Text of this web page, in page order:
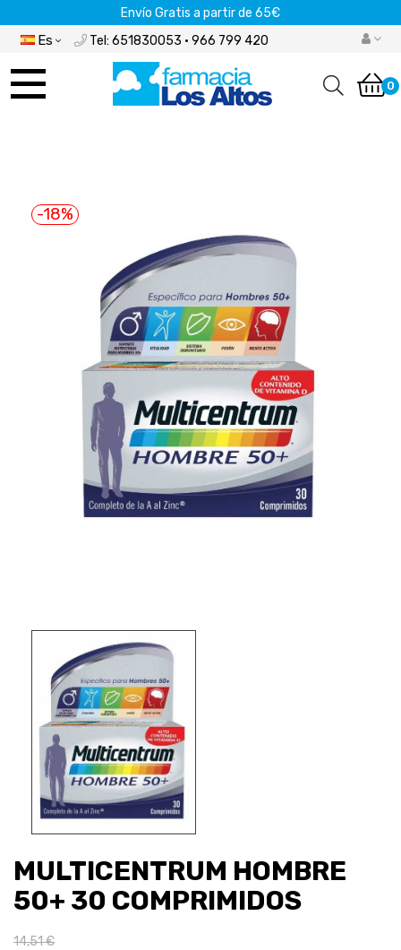
Envío Gratis a partir de 65€
Es Tel: 651830053 · 966 799 420
Navegación 0
-18%
MULTICENTRUM HOMBRE
50+ 30 COMPRIMIDOS
14,51 €